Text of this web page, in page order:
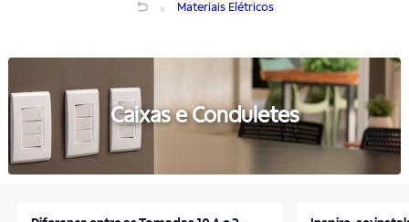
Materiais Elétricos
Caixas e Conduletes